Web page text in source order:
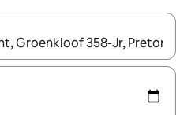
lëviz me butonat e